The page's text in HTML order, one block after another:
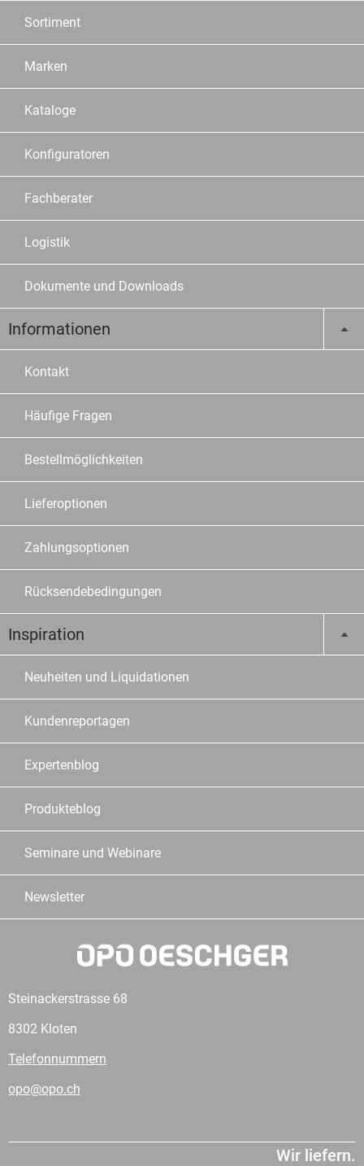
Sortiment
Marken
Kataloge
Konfiguratoren
Fachberater
Logistik
Dokumente und Downloads
Informationen
Kontakt
Häufige Fragen
Bestellmöglichkeiten
Lieferoptionen
Zahlungsoptionen
Rücksendebedingungen
Inspiration
Neuheiten und Liquidationen
Kundenreportagen
Expertenblog
Produkteblog
Seminare und Webinare
Newsletter
Steinackerstrasse 68
8302 Kloten
Telefonnummern
opo@opo.ch
Wir liefern.